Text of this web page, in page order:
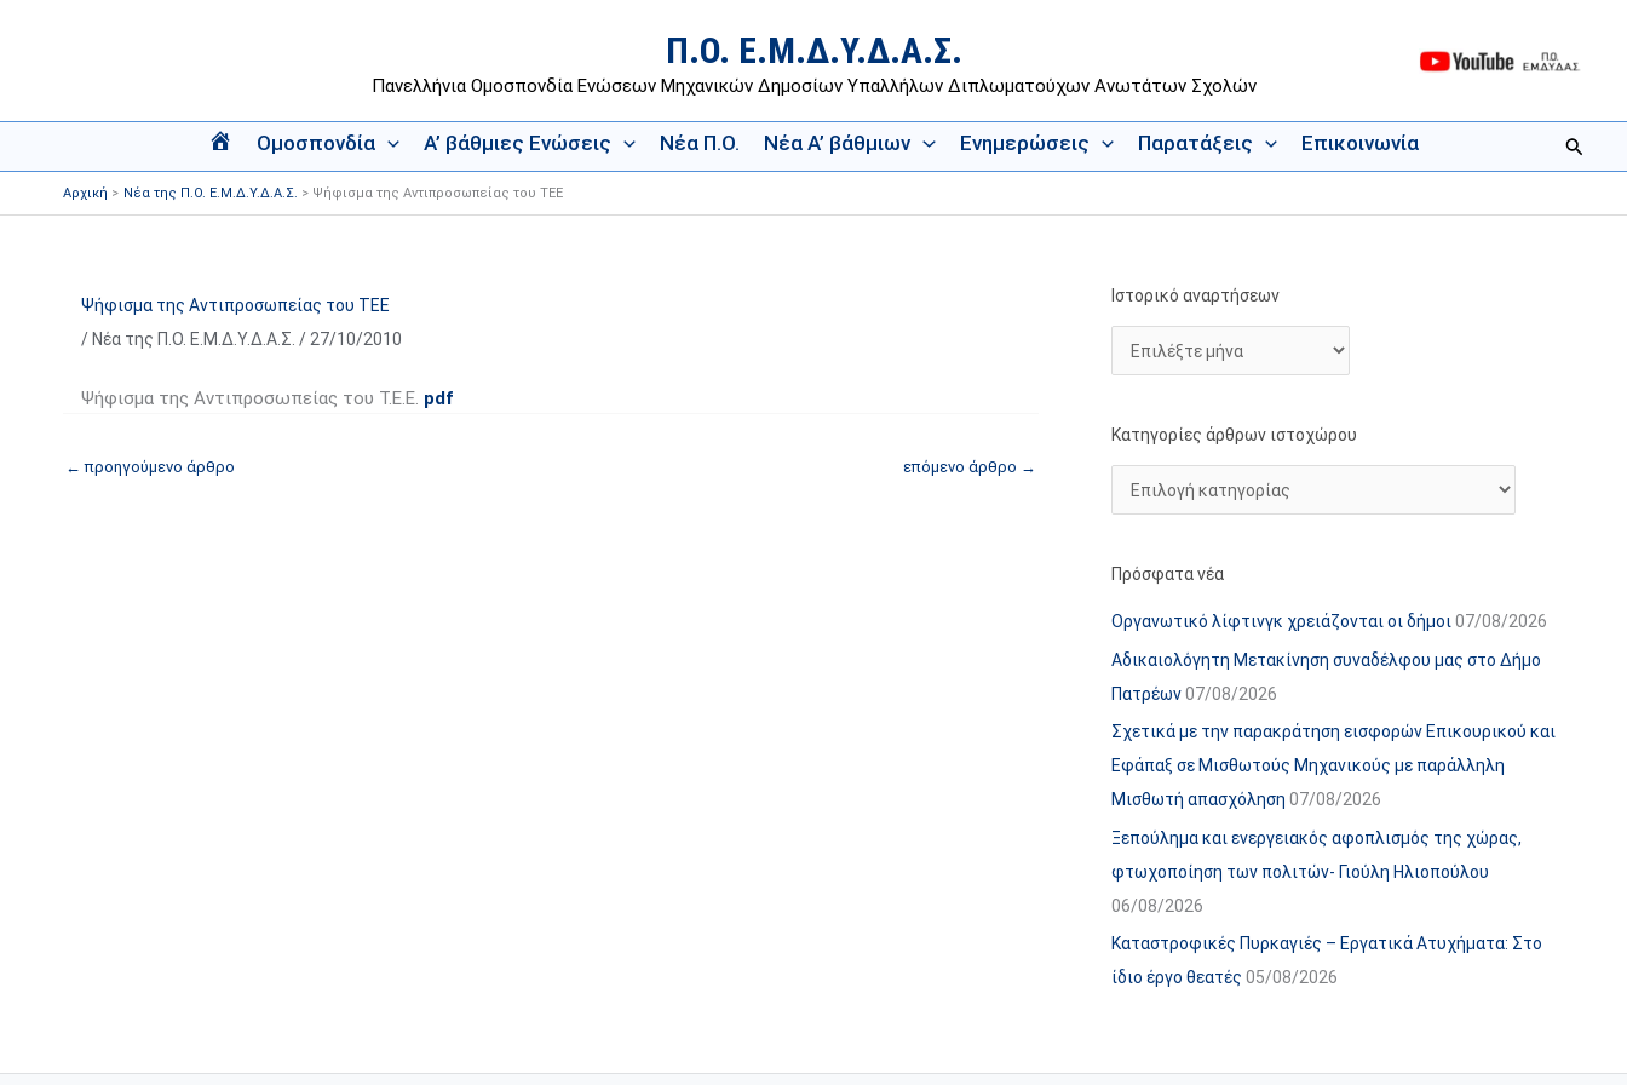
Π.Ο. Ε.Μ.Δ.Υ.Δ.Α.Σ.
Πανελλήνια Ομοσπονδία Ενώσεων Μηχανικών Δημοσίων Υπαλλήλων Διπλωματούχων Ανωτάτων Σχολών
Α
ρ
χ
Ομοσπονδία Α’ βάθμιες Ενώσεις Νέα Π.Ο. Νέα Α’ βάθμιων Ενημερώσεις Παρατάξεις Επικοινωνία
Αρχική Νέα της Π.Ο. Ε.Μ.Δ.Υ.Δ.Α.Σ. Ψήφισμα της Αντιπροσωπείας του ΤΕΕ
Ψήφισμα της Αντιπροσωπείας του ΤΕΕ
/ Νέα της Π.Ο. Ε.Μ.Δ.Υ.Δ.Α.Σ. / 27/10/2010
Ψήφισμα της Αντιπροσωπείας του Τ.Ε.Ε. pdf
← προηγούμενο άρθρο επόμενο άρθρο →
Ιστορικό αναρτήσεων
Ι
σ
ρ
ι
α
ρ
τ
ή
σ
ε
ω
ν
Κατηγορίες άρθρων ιστοχώρου
Κ
α
γ
ο
ε
ρ
θ
ρ
ω
ν
ι
σ
τ
ο
χ
ο
Πρόσφατα νέα
Οργανωτικό λίφτινγκ χρειάζονται οι δήμοι07/08/2026
Αδικαιολόγητη Μετακίνηση συναδέλφου μας στο Δήμο
Πατρέων07/08/2026
Σχετικά με την παρακράτηση εισφορών Επικουρικού και
Εφάπαξ σε Μισθωτούς Μηχανικούς με παράλληλη
Μισθωτή απασχόληση 07/08/2026
Ξεπούλημα και ενεργειακός αφοπλισμός της χώρας,
φτωχοποίηση των πολιτών- Γιούλη Ηλιοπούλου
06/08/2026
Καταστροφικές Πυρκαγιές – Εργατικά Ατυχήματα: Στο
ίδιο έργο θεατές 05/08/2026